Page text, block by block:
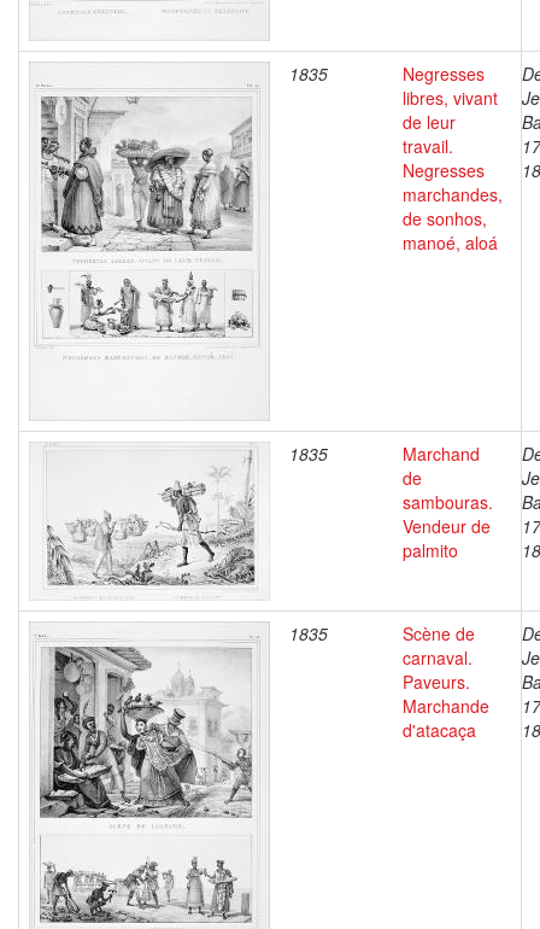
1835
Negresses
libres, vivant
de leur
travail.
Negresses
marchandes,
de sonhos,
manoé, aloá
1835
Marchand
de
sambouras.
Vendeur de
palmito
1835
Scène de
carnaval.
Paveurs.
Marchande
d'atacaça